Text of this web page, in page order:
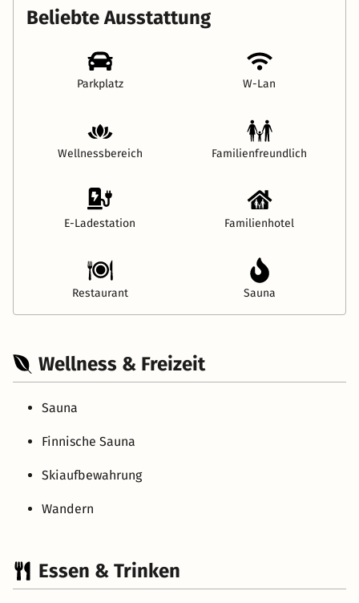
Beliebte Ausstattung
Parkplatz W-Lan
Wellnessbereich Familienfreundlich
E-Ladestation Familienhotel
Restaurant Sauna
Wellness & Freizeit
Sauna
Finnische Sauna
Skiaufbewahrung
Wandern
Essen & Trinken